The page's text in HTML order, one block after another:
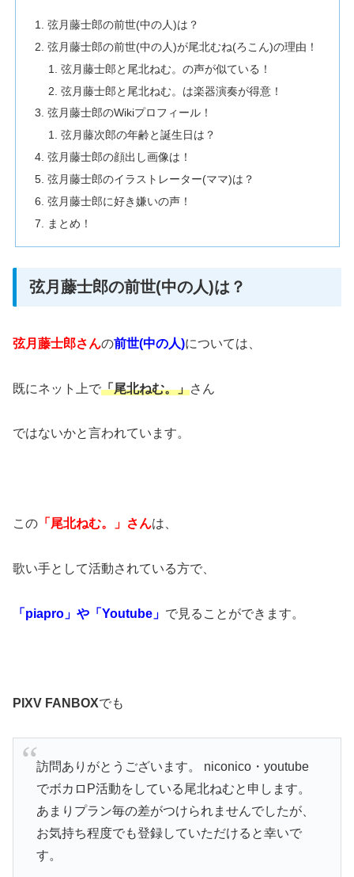
弦月藤士郎の前世(中の人)は？
弦月藤士郎の前世(中の人)が尾北むね(ろこん)の理由！
弦月藤士郎と尾北ねむ。の声が似ている！
弦月藤士郎と尾北ねむ。は楽器演奏が得意！
弦月藤士郎のWikiプロフィール！
弦月藤次郎の年齢と誕生日は？
弦月藤士郎の顔出し画像は！
弦月藤士郎のイラストレーター(ママ)は？
弦月藤士郎に好き嫌いの声！
まとめ！
弦月藤士郎の前世(中の人)は？
弦月藤士郎さんの前世(中の人)については、
既にネット上で「尾北ねむ。」さん
ではないかと言われています。
この 「尾北ねむ。」さんは、
歌い手として活動されている方で、
「piapro」や「Youtube」 で見ることができます。
PIXV FANBOXでも
訪問ありがとうございます。 niconico・youtube
でボカロP活動をしている尾北ねむと申します。
あまりプラン毎の差がつけられませんでしたが、
お気持ち程度でも登録していただけると幸いで
す。